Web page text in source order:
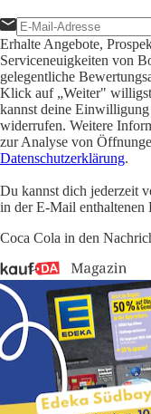
Erhalte Angebote,
Serviceneuigkeiten von
gelegentliche
Klick auf „Weiter"
kannst deine
widerrufen. Weitere
zur Analyse von
Datenschutzerklärung.
Du kannst dich jederzeit
in der E-Mail
Coca Cola in den